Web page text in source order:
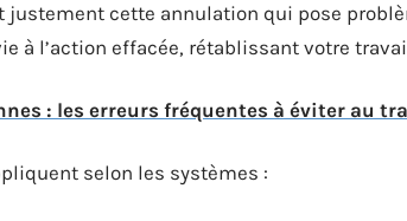
justement cette annulation qui pose
à l’action effacée, rétablissant votre
: les erreurs fréquentes à éviter au
selon les systèmes :